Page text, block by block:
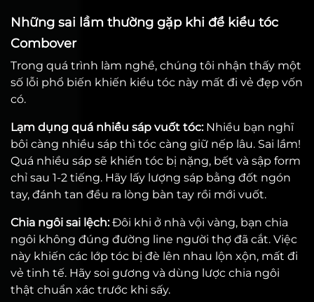
Những sai lầm thường gặp khi để kiểu tóc
Combover
Trong quá trình làm nghề, chúng tôi nhận thấy một
số lỗi phổ biến khiến kiểu tóc này mất đi vẻ đẹp vốn
có.
Lạm dụng quá nhiều sáp vuốt tóc:Nhiều bạn nghĩ
bôi càng nhiều sáp thì tóc càng giữ nếp lâu. Sai lầm!
Quá nhiều sáp sẽ khiến tóc bị nặng, bết và sập form
chỉ sau 1-2 tiếng. Hãy lấy lượng sáp bằng đốt ngón
tay, đánh tan đều ra lòng bàn tay rồi mới vuốt.
Chia ngôi sai lệch:Đôi khi ở nhà vội vàng, bạn chia
ngôi không đúng đường line người thợ đã cắt. Việc
này khiến các lớp tóc bị đè lên nhau lộn xộn, mất đi
vẻ tinh tế. Hãy soi gương và dùng lược chia ngôi
thật chuẩn xác trước khi sấy.